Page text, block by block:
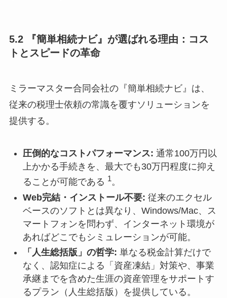
5.2 『簡単相続ナビ』が選ばれる理由：コス
トとスピードの革命
ミラーマスター合同会社の『簡単相続ナビ』は、
従来の税理士依頼の常識を覆すソリューションを
提供する。
圧倒的なコストパフォーマンス: 通常100万円以
上かかる手続きを、最大でも30万円程度に抑え
ることが可能である 1。
Web完結・インストール不要: 従来のエクセル
ベースのソフトとは異なり、Windows/Mac、ス
マートフォンを問わず、インターネット環境が
あればどこでもシミュレーションが可能。
「人生総括版」の哲学: 単なる税金計算だけで
なく、認知症による「資産凍結」対策や、事業
承継までを含めた生涯の資産管理をサポートす
るプラン（人生総括版）を提供している。